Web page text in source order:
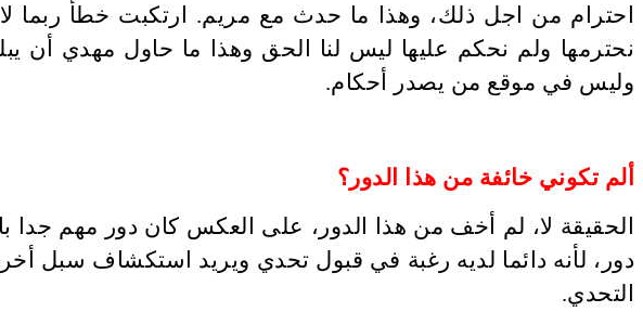
احترام من اجل ذلك، وهذا ما حدث مع مريم. ارتكبت خطأ ربما لا
نحترمها ولم نحكم عليها ليس لنا الحق وهذا ما حاول مهدي أن
وليس في موقع من يصدر أحكام.
ألم تكوني خائفة من هذا الدور؟
الحقيقة لا، لم أخف من هذا الدور، على العكس كان دور مهم جدا
دور، لأنه دائما لديه رغبة في قبول تحدي ويريد استكشاف سبل
التحدي.